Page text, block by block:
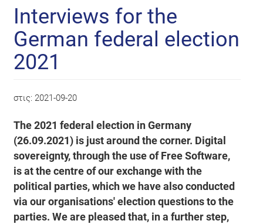
Interviews for the
German federal election
2021
στις: 2021-09-20
The 2021 federal election in Germany
(26.09.2021) is just around the corner. Digital
sovereignty, through the use of Free Software,
is at the centre of our exchange with the
political parties, which we have also conducted
via our organisations' election questions to the
parties. We are pleased that, in a further step,